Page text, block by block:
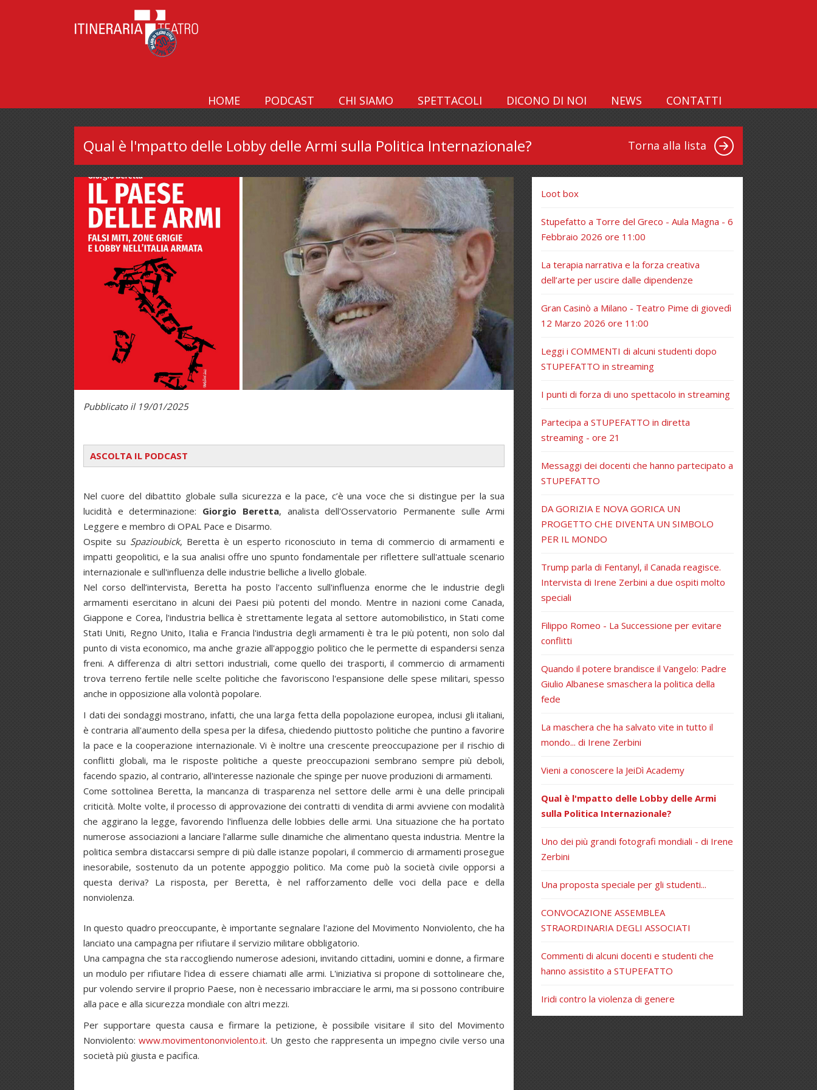
HOME PODCAST CHI SIAMO SPETTACOLI DICONO DI NOI NEWS CONTATTI
Qual è l'mpatto delle Lobby delle Armi sulla Politica Internazionale? Torna alla lista
Pubblicato il 19/01/2025
ASCOLTA IL PODCAST
Nel cuore del dibattito globale sulla sicurezza e la pace, c’è una voce che si distingue per la sua
lucidità e determinazione: Giorgio Beretta, analista dell'Osservatorio Permanente sulle Armi
Leggere e membro di OPAL Pace e Disarmo.
Ospite su Spazioubick, Beretta è un esperto riconosciuto in tema di commercio di armamenti e
impatti geopolitici, e la sua analisi offre uno spunto fondamentale per riflettere sull'attuale scenario
internazionale e sull'influenza delle industrie belliche a livello globale.
Nel corso dell’intervista, Beretta ha posto l'accento sull'influenza enorme che le industrie degli
armamenti esercitano in alcuni dei Paesi più potenti del mondo. Mentre in nazioni come Canada,
Giappone e Corea, l'industria bellica è strettamente legata al settore automobilistico, in Stati come
Stati Uniti, Regno Unito, Italia e Francia l'industria degli armamenti è tra le più potenti, non solo dal
punto di vista economico, ma anche grazie all'appoggio politico che le permette di espandersi senza
freni. A differenza di altri settori industriali, come quello dei trasporti, il commercio di armamenti
trova terreno fertile nelle scelte politiche che favoriscono l'espansione delle spese militari, spesso
anche in opposizione alla volontà popolare.
I dati dei sondaggi mostrano, infatti, che una larga fetta della popolazione europea, inclusi gli italiani,
è contraria all'aumento della spesa per la difesa, chiedendo piuttosto politiche che puntino a favorire
la pace e la cooperazione internazionale. Vi è inoltre una crescente preoccupazione per il rischio di
conflitti globali, ma le risposte politiche a queste preoccupazioni sembrano sempre più deboli,
facendo spazio, al contrario, all'interesse nazionale che spinge per nuove produzioni di armamenti.
Come sottolinea Beretta, la mancanza di trasparenza nel settore delle armi è una delle principali
criticità. Molte volte, il processo di approvazione dei contratti di vendita di armi avviene con modalità
che aggirano la legge, favorendo l'influenza delle lobbies delle armi. Una situazione che ha portato
numerose associazioni a lanciare l’allarme sulle dinamiche che alimentano questa industria. Mentre la
politica sembra distaccarsi sempre di più dalle istanze popolari, il commercio di armamenti prosegue
inesorabile, sostenuto da un potente appoggio politico. Ma come può la società civile opporsi a
questa deriva? La risposta, per Beretta, è nel rafforzamento delle voci della pace e della
nonviolenza.
In questo quadro preoccupante, è importante segnalare l'azione del Movimento Nonviolento, che ha
lanciato una campagna per rifiutare il servizio militare obbligatorio.
Una campagna che sta raccogliendo numerose adesioni, invitando cittadini, uomini e donne, a firmare
un modulo per rifiutare l'idea di essere chiamati alle armi. L'iniziativa si propone di sottolineare che,
pur volendo servire il proprio Paese, non è necessario imbracciare le armi, ma si possono contribuire
alla pace e alla sicurezza mondiale con altri mezzi.
Per supportare questa causa e firmare la petizione, è possibile visitare il sito del Movimento
Nonviolento:www.movimentononviolento.it. Un gesto che rappresenta un impegno civile verso una
società più giusta e pacifica.
Loot box
Stupefatto a Torre del Greco - Aula Magna - 6
Febbraio 2026 ore 11:00
La terapia narrativa e la forza creativa
dell’arte per uscire dalle dipendenze
Gran Casinò a Milano - Teatro Pime di giovedì
12 Marzo 2026 ore 11:00
Leggi i COMMENTI di alcuni studenti dopo
STUPEFATTO in streaming
I punti di forza di uno spettacolo in streaming
Partecipa a STUPEFATTO in diretta
streaming - ore 21
Messaggi dei docenti che hanno partecipato a
STUPEFATTO
DA GORIZIA E NOVA GORICA UN
PROGETTO CHE DIVENTA UN SIMBOLO
PER IL MONDO
Trump parla di Fentanyl, il Canada reagisce.
Intervista di Irene Zerbini a due ospiti molto
speciali
Filippo Romeo - La Successione per evitare
conflitti
Quando il potere brandisce il Vangelo: Padre
Giulio Albanese smaschera la politica della
fede
La maschera che ha salvato vite in tutto il
mondo... di Irene Zerbini
Vieni a conoscere la JeiDì Academy
Qual è l'mpatto delle Lobby delle Armi
sulla Politica Internazionale?
Uno dei più grandi fotografi mondiali - di Irene
Zerbini
Una proposta speciale per gli studenti...
CONVOCAZIONE ASSEMBLEA
STRAORDINARIA DEGLI ASSOCIATI
Commenti di alcuni docenti e studenti che
hanno assistito a STUPEFATTO
Iridi contro la violenza di genere